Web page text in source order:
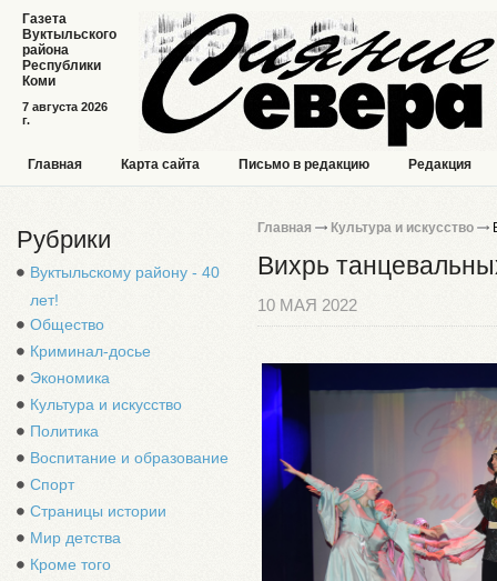
7 августа 2026
г.
Газета
Вуктыльского
района
Республики
Коми
Главная Карта сайта Письмо в редакцию Редакция
Рубрики
Вуктыльскому району - 40
лет!
Общество
Криминал-досье
Экономика
Культура и искусство
Политика
Воспитание и образование
Спорт
Страницы истории
Мир детства
Кроме того
Главная Культура и искусство
Вихрь
10 МАЯ 2022